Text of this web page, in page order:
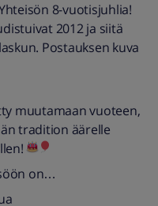
8-vuotisjuhlia!
2012 ja siitä
Postauksen kuva
muutamaan vuoteen,
tradition äärelle
on…